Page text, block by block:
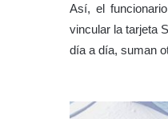
Así, el
vincular la tarjeta
día a día, suman